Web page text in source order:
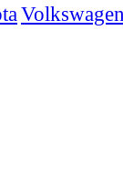
Volkswagen